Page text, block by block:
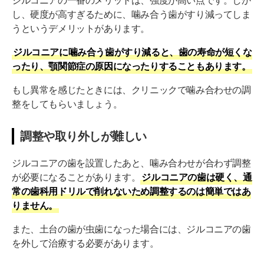
し、硬度が高すぎるために、噛み合う歯がすり減ってしま
うというデメリットがあります。
ジルコニアに噛み合う歯がすり減ると、歯の寿命が短くな
ったり、顎関節症の原因になったりすることもあります。
もし異常を感じたときには、クリニックで噛み合わせの調
整をしてもらいましょう。
調整や取り外しが難しい
ジルコニアの歯を設置したあと、噛み合わせが合わず調整
が必要になることがあります。
ジルコニアの歯は硬く、通
常の歯科用ドリルで削れないため調整するのは簡単ではあ
りません。
また、土台の歯が虫歯になった場合には、ジルコニアの歯
を外して治療する必要があります。